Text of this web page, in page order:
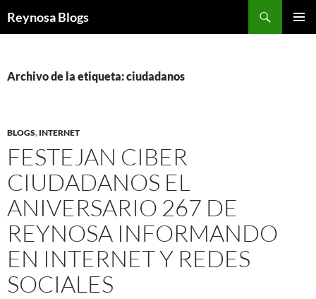
Reynosa Blogs
Archivo de la etiqueta: ciudadanos
BLOGS, INTERNET
FESTEJAN CIBER
CIUDADANOS EL
ANIVERSARIO 267 DE
REYNOSA INFORMANDO
EN INTERNET Y REDES
SOCIALES